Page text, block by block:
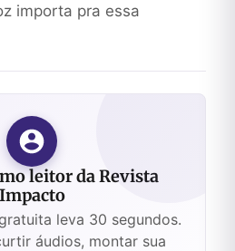
importa pra essa
leitor da Revista
Impacto
leva 30 segundos.
áudios, montar sua